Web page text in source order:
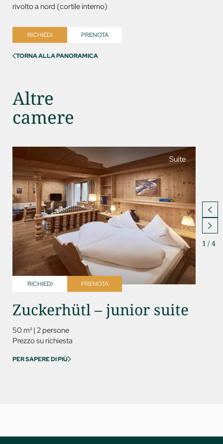
rivolto a nord (cortile interno)
RICHIEDI PRENOTA
TORNA ALLA PANORAMICA
Altre
camere
1 / 4
Suite
PRENOTA
RICHIEDI
Zuckerhütl – junior suite
50 m² | 2 persone
Prezzo su richiesta
PER SAPERE DI PIÙ